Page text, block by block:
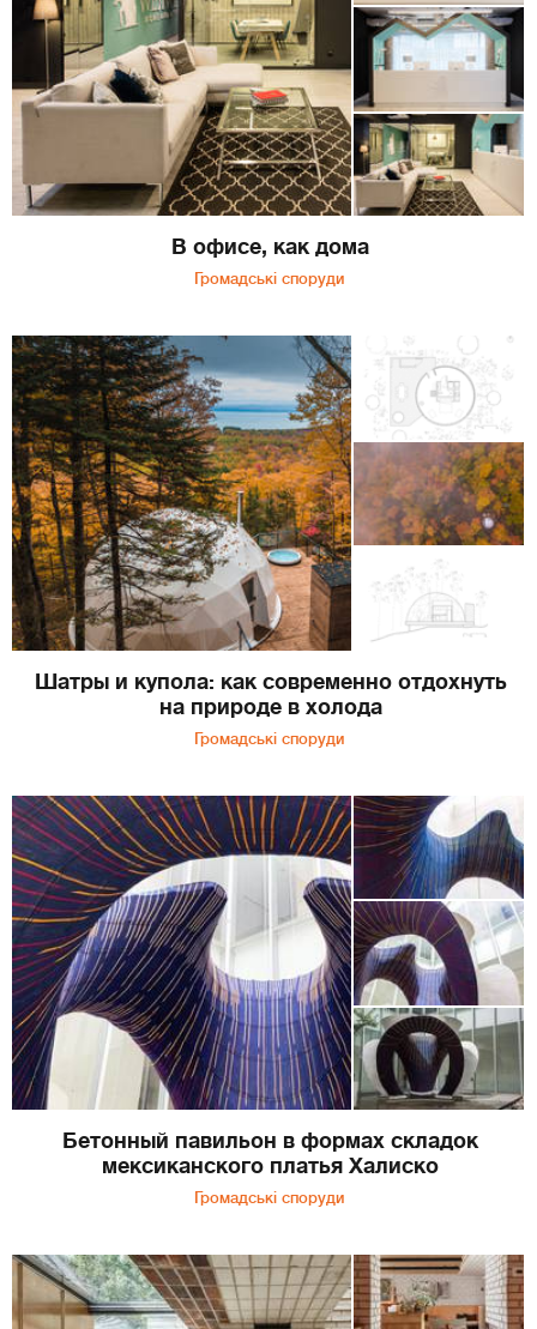
В офисе, как дома
Громадські споруди
Шатры и купола: как современно отдохнуть
на природе в холода
Громадські споруди
Бетонный павильон в формах складок
мексиканского платья Халиско
Громадські споруди